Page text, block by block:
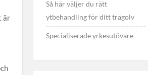
är
Så här väljer du rätt
ytbehandling för ditt trägolv
Specialiserade yrkesutövare